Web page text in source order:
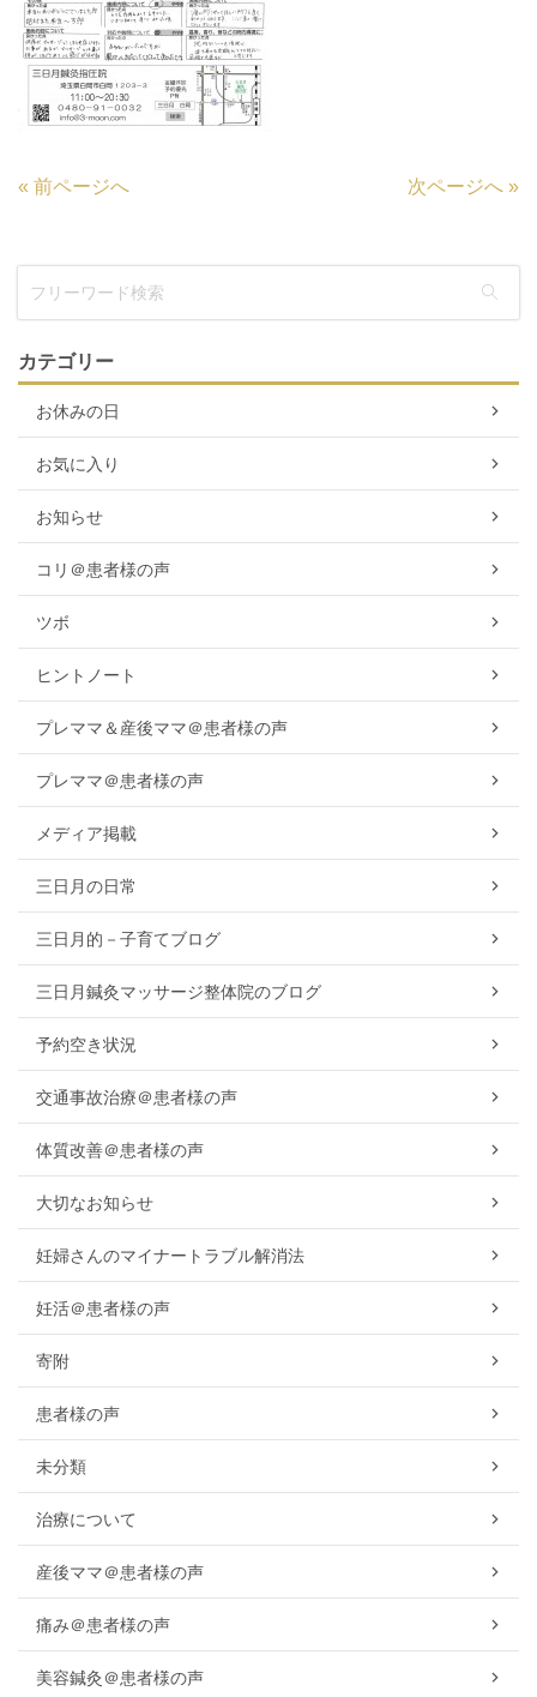
« 前ページへ 次ページへ »
カテゴリー
お休みの日
お気に入り
お知らせ
コリ＠患者様の声
ツボ
ヒントノート
プレママ＆産後ママ＠患者様の声
プレママ＠患者様の声
メディア掲載
三日月の日常
三日月的－子育てブログ
三日月鍼灸マッサージ整体院のブログ
予約空き状況
交通事故治療＠患者様の声
体質改善＠患者様の声
大切なお知らせ
妊婦さんのマイナートラブル解消法
妊活＠患者様の声
寄附
患者様の声
未分類
治療について
産後ママ＠患者様の声
痛み＠患者様の声
美容鍼灸＠患者様の声